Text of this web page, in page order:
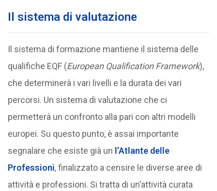
Il sistema di valutazione
Il sistema di formazione mantiene il sistema delle
qualifiche EQF (European Qualification Framework),
che determinerà i vari livelli e la durata dei vari
percorsi. Un sistema di valutazione che ci
permetterà un confronto alla pari con altri modelli
europei. Su questo punto, è assai importante
segnalare che esiste già un l’Atlante delle
Professioni, finalizzato a censire le diverse aree di
attività e professioni. Si tratta di un’attività curata